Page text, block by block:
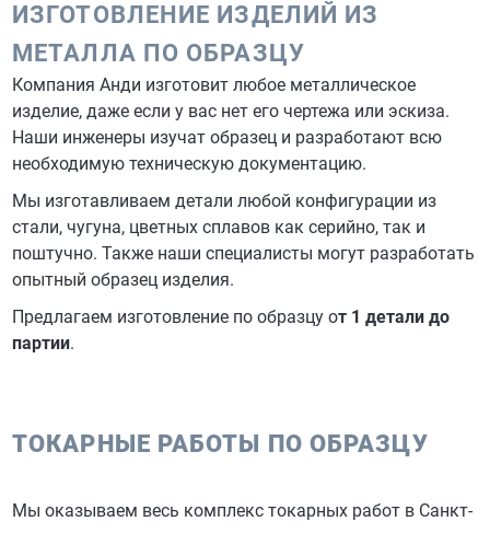
ИЗГОТОВЛЕНИЕ ИЗДЕЛИЙ ИЗ
МЕТАЛЛА ПО ОБРАЗЦУ
Компания Анди изготовит любое металлическое
изделие, даже если у вас нет его чертежа или эскиза.
Наши инженеры изучат образец и разработают всю
необходимую техническую документацию.
Мы изготавливаем детали любой конфигурации из
стали, чугуна, цветных сплавов как серийно, так и
поштучно. Также наши специалисты могут разработать
опытный образец изделия.
Предлагаем изготовление по образцу от 1 детали до
партии.
ТОКАРНЫЕ РАБОТЫ ПО ОБРАЗЦУ
Мы оказываем весь комплекс токарных работ в Санкт-